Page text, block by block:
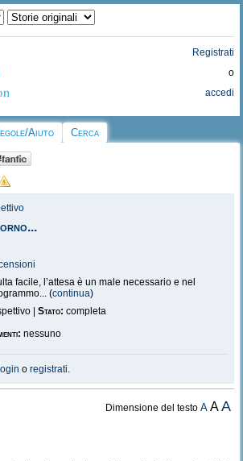
Registrati
o
accedi
Aiuto Cerca
facile, l’attesa è un male necessario e nel
(continua)
| Stato: completa
nessuno
o registrati.
Dimensione del testoA AA